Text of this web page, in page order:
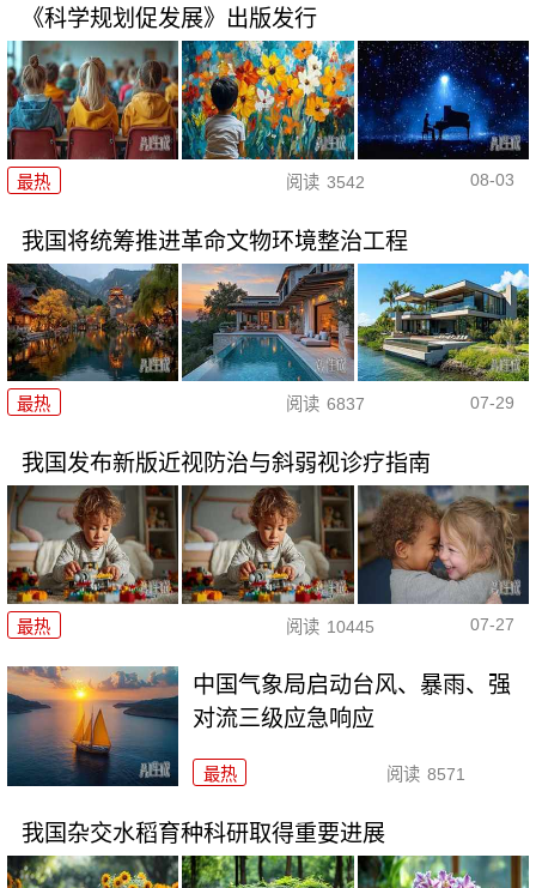
《科学规划促发展》出版发行
最热 阅读 3542 08-03
我国将统筹推进革命文物环境整治工程
最热 阅读 6837 07-29
我国发布新版近视防治与斜弱视诊疗指南
最热 阅读 10445 07-27
中国气象局启动台风、暴雨、强
对流三级应急响应
最热 阅读 8571
我国杂交水稻育种科研取得重要进展